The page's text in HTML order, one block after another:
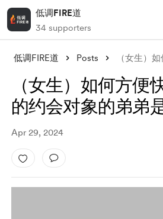
低调FIRE道
34 supporters
低调FIRE道 Posts
（女生）如何方便
的约会对象的弟弟
Apr 29, 2024